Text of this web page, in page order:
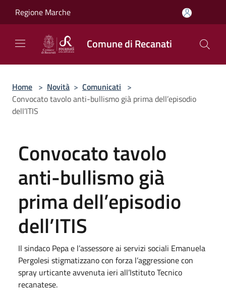
Regione Marche
Comune di Recanati
Home > Novità > Comunicati >
Convocato tavolo anti-bullismo già prima dell’episodio
dell’ITIS
Convocato tavolo
anti-bullismo già
prima dell’episodio
dell’ITIS
Il sindaco Pepa e l’assessore ai servizi sociali Emanuela
Pergolesi stigmatizzano con forza l’aggressione con
spray urticante avvenuta ieri all’Istituto Tecnico
recanatese.